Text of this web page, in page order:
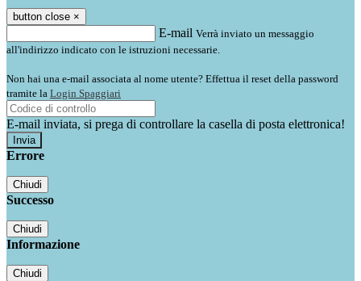
button close ×
E-mail Verrà inviato un messaggio
all'indirizzo indicato con le istruzioni necessarie.
Non hai una e-mail associata al nome utente? Effettua il reset della password
tramite la Login Spaggiari
E-mail inviata, si prega di controllare la casella di posta elettronica!
Errore
Chiudi
Successo
Chiudi
Informazione
Chiudi